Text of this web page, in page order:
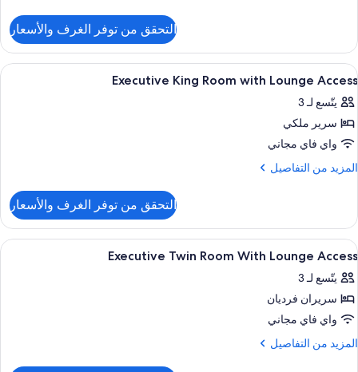
Accessible
King
Guest
التحقق من توفر الغرف والأسعار
استعراض
جميع
صور
Executive
King
Room
Access
8
Executive King Room with Lounge Access
يتّسع لـ 3
سرير ملكي
واي فاي مجاني
المزيد من التفاصيل
المزيد
Executive
King
Room
Lounge
Access
التحقق من توفر الغرف والأسعار
استعراض
جميع
صور
Executive
Twin
Room
أغطية فراش متميزة وأسرّة تيمبور بديك
5
Executive Twin Room With Lounge Access
يتّسع لـ 3
سريران فرديان
واي فاي مجاني
المزيد من التفاصيل
المزيد